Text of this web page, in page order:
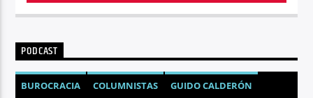
PODCAST
BUROCRACIA COLUMNISTAS
GUIDO CALDERÓN